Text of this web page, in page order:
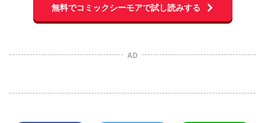
無料でコミックシーモアで試し読みする
AD